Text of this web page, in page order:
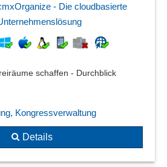
- Die cloudbasierte
schaffen - Durchblick
Kongressverwaltung
Details